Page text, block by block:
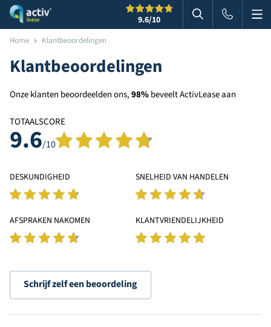
9.6/10 Zoeken in
Home Klantbeoordelingen
Klantbeoordelingen
Onze klanten beoordeelden ons,98%beveelt ActivLease aan
TOTAALSCORE
9.6/10
DESKUNDIGHEID SNELHEID VAN HANDELEN
AFSPRAKEN NAKOMEN KLANTVRIENDELIJKHEID
Schrijf zelf een beoordeling